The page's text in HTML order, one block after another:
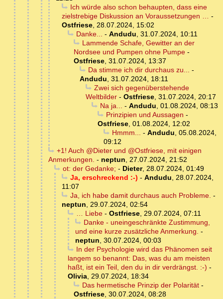
Ich würde also schon behaupten, dass eine
zielstrebige Diskussion an Voraussetzungen … -
Ostfriese, 28.07.2024, 15:02
Danke... - Andudu, 31.07.2024, 10:11
Lammende Schafe, Gewitter an der
Nordsee und Pumpen ohne Pumpe -
Ostfriese, 31.07.2024, 13:37
Da stimme ich dir durchaus zu... -
Andudu, 31.07.2024, 18:11
Zwei sich gegenüberstehende
Weltbilder - Ostfriese, 31.07.2024, 20:17
Na ja... - Andudu, 01.08.2024, 08:13
Prinzipien und Aussagen -
Ostfriese, 01.08.2024, 12:02
Hmmm... - Andudu, 05.08.2024,
09:12
+1! Auch @Dieter und @Ostfriese, mit einigen
Anmerkungen. - neptun, 27.07.2024, 21:52
ot: der Gedanke; - Dieter, 28.07.2024, 01:49
Ja, erschreckend :-) - Andudu, 28.07.2024,
11:07
Ja, ich habe damit durchaus auch Probleme. -
neptun, 29.07.2024, 02:54
… Liebe- Ostfriese, 29.07.2024, 07:11
Danke - uneingeschränkte Zustimmung,
und eine kurze zusätzliche Anmerkung. -
neptun, 30.07.2024, 00:03
In der Psychologie wird das Phänomen seit
langem so benannt: Das, was du am meisten
haßt, ist ein Teil, den du in dir verdrängst. :-) -
Olivia, 29.07.2024, 18:34
Das hermetische Prinzip der Polarität-
Ostfriese, 30.07.2024, 08:28